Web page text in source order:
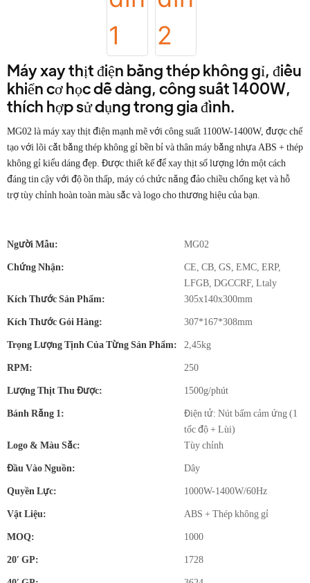
Máy xay thịt điện bằng thép không gỉ, điều
khiển cơ học dễ dàng, công suất 1400W,
thích hợp sử dụng trong gia đình.
MG02 là máy xay thịt điện mạnh mẽ với công suất 1100W-1400W, được chế
tạo với lõi cắt bằng thép không gỉ bền bỉ và thân máy bằng nhựa ABS + thép
không gỉ kiểu dáng đẹp. Được thiết kế để xay thịt số lượng lớn một cách
đáng tin cậy với độ ồn thấp, máy có chức năng đảo chiều chống kẹt và hỗ
trợ tùy chỉnh hoàn toàn màu sắc và logo cho thương hiệu của bạn.
Người Mẫu: MG02
Chứng Nhận:
CE, CB, GS, EMC, ERP,
LFGB, DGCCRF, Ltaly
Kích Thước Sản Phẩm:
305x140x300mm
Kích Thước Gói Hàng: 307*167*308mm
Trọng Lượng Tịnh Của Từng Sản Phẩm: 2,45kg
RPM: 250
Lượng Thịt Thu Được: 1500g/phút
Bánh Răng 1:
Điện tử: Nút bấm cảm ứng (1
tốc độ + Lùi)
Logo & Màu Sắc:
Tùy chỉnh
Đầu Vào Nguồn: Dây
Quyền Lực: 1000W-1400W/60Hz
Vật Liệu: ABS + Thép không gỉ
MOQ: 1000
20′ GP: 1728